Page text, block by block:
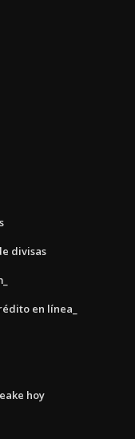
divisas
en línea_
hoy